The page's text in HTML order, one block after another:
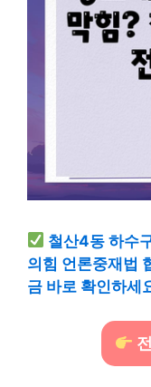
철산4동 하수
의힘 언론중재법
금 바로 확인하세